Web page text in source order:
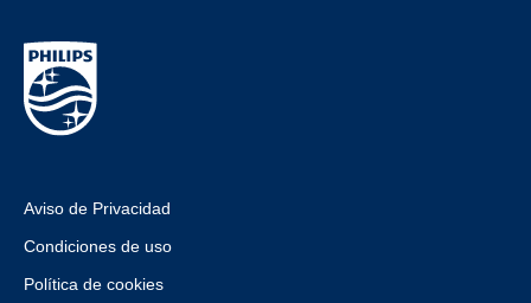
Aviso de Privacidad
Condiciones de uso
Política de cookies